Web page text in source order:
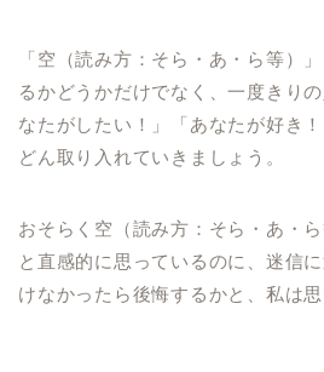
「空（読み方：そら・あ・ら等）
るかどうかだけでなく、一度きり
なたがしたい！」「あなたが好き
どん取り入れていきましょう。
おそらく空（読み方：そら・あ・
と直感的に思っているのに、迷信
けなかったら後悔するかと、私は思